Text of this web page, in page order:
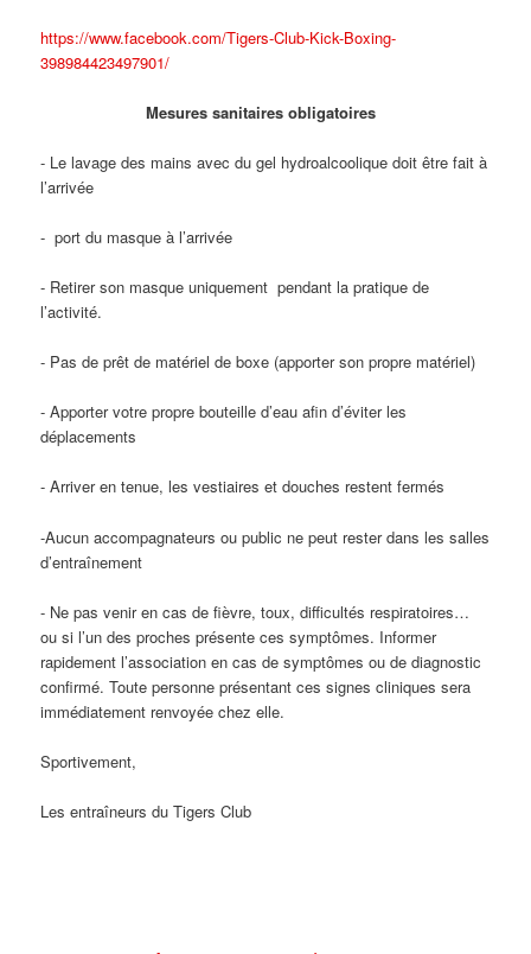
https://www.facebook.com/Tigers-Club-Kick-Boxing-
398984423497901/
Mesures sanitaires obligatoires
- Le lavage des mains avec du gel hydroalcoolique doit être fait à
l’arrivée
- port du masque à l’arrivée
- Retirer son masque uniquement pendant la pratique de
l’activité.
- Pas de prêt de matériel de boxe (apporter son propre matériel)
- Apporter votre propre bouteille d’eau afin d’éviter les
déplacements
- Arriver en tenue, les vestiaires et douches restent fermés
-Aucun accompagnateurs ou public ne peut rester dans les salles
d’entraînement
- Ne pas venir en cas de fièvre, toux, difficultés respiratoires…
ou si l’un des proches présente ces symptômes. Informer
rapidement l’association en cas de symptômes ou de diagnostic
confirmé. Toute personne présentant ces signes cliniques sera
immédiatement renvoyée chez elle.
Sportivement,
Les entraîneurs du Tigers Club